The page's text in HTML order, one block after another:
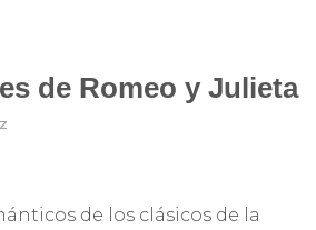
de Romeo y Julieta
de los clásicos de la